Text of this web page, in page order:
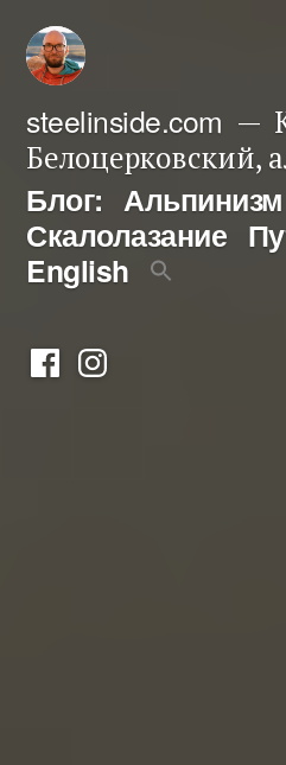
Перейти
содержимому
steelinside.com
Белоцерковский,
Блог: Альпинизм
Скалолазание
English
ФейсбукИнстаграм